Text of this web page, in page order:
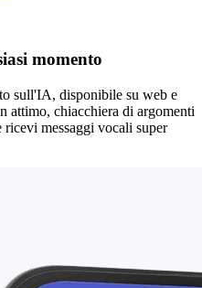
momento
sull'IA, disponibile su web e
chiacchiera di argomenti
ricevi messaggi vocali super